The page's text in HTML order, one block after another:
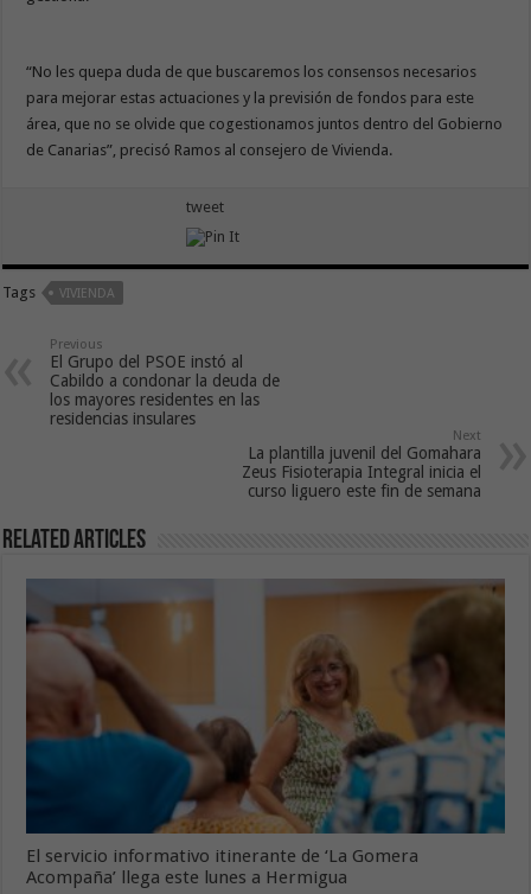
“No les quepa duda de que buscaremos los consensos necesarios
para mejorar estas actuaciones y la previsión de fondos para este
área, que no se olvide que cogestionamos juntos dentro del Gobierno
de Canarias”, precisó Ramos al consejero de Vivienda.
tweet
Tags VIVIENDA
Previous
El Grupo del PSOE instó al
Cabildo a condonar la deuda de
los mayores residentes en las
residencias insulares
Next
La plantilla juvenil del Gomahara
Zeus Fisioterapia Integral inicia el
curso liguero este fin de semana
Related Articles
El servicio informativo itinerante de ‘La Gomera
Acompaña’ llega este lunes a Hermigua